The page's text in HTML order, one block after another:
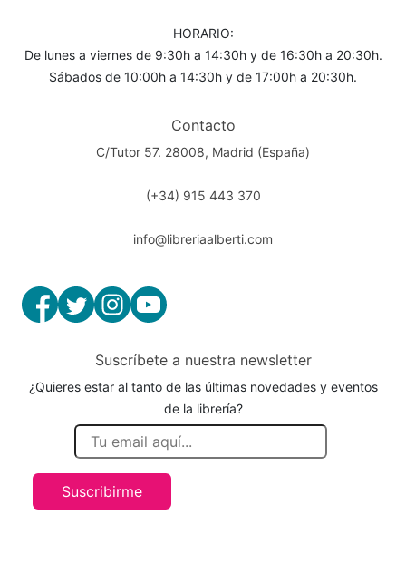
HORARIO:
De lunes a viernes de 9:30h a 14:30h y de 16:30h a 20:30h.
Sábados de 10:00h a 14:30h y de 17:00h a 20:30h.
Contacto
C/Tutor 57. 28008, Madrid (España)
(+34) 915 443 370
info@libreriaalberti.com
Suscríbete a nuestra newsletter
¿Quieres estar al tanto de las últimas novedades y eventos
de la librería?
Suscribirme